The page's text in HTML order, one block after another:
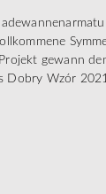
gewann
Dobry Wzór